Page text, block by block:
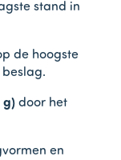
stand in
de hoogste
g) door het
en